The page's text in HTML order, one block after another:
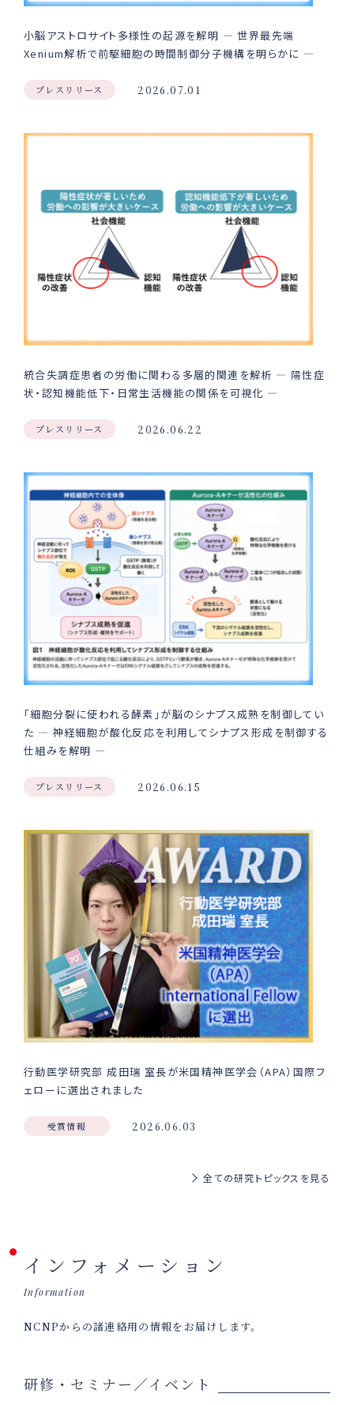
小脳アストロサイト多様性の起源を解明 ― 世界最先端
Xenium解析で前駆細胞の時間制御分子機構を明らかに ―
プレスリリース 2026.07.01
統合失調症患者の労働に関わる多層的関連を解析 ― 陽性症
状・認知機能低下・日常生活機能の関係を可視化 ―
プレスリリース 2026.06.22
「細胞分裂に使われる酵素」が脳のシナプス成熟を制御してい
た ― 神経細胞が酸化反応を利用してシナプス形成を制御する
仕組みを解明 ―
プレスリリース 2026.06.15
行動医学研究部 成田瑞 室長が米国精神医学会（APA）国際フ
ェローに選出されました
受賞情報 2026.06.03
全ての研究トピックスを見る
インフォメーション
Information
NCNPからの諸連絡用の情報をお届けします。
研修・セミナー／イベント